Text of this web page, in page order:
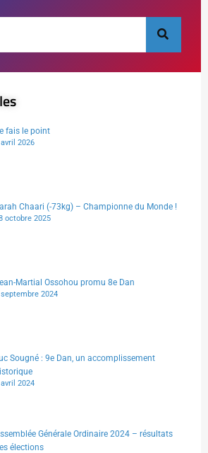
fais le point
2026
Chaari (-73kg) – Championne du Monde !
octobre 2025
Martial Ossohou promu 8e Dan
2024
Sougné : 9e Dan, un accomplissement
2024
Générale Ordinaire 2024 – résultats
élections